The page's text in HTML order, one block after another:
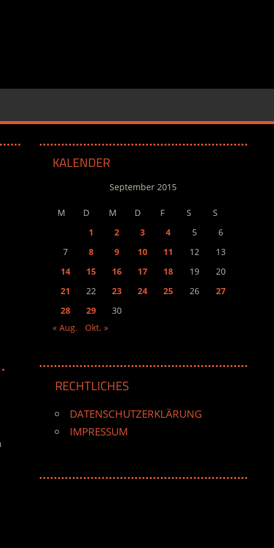
KALENDER
September 2015
M D M D F S
S
1
2 3 4 5
6
7
8 9 10 11 12
13
14
15 16 17 18 19
20
21
22 23 24 25 26
27
28
29
30
« Aug.
Okt. »
RECHTLICHES
DATENSCHUTZERKLÄRUNG
IMPRESSUM